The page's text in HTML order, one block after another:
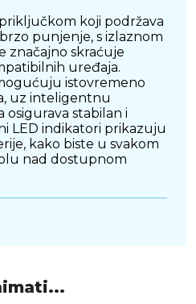
koji podržava
punjenje, s izlaznom
značajno skraćuje
uređaja.
istovremeno
uz inteligentnu
osigurava stabilan i
LED indikatori prikazuju
kako biste u svakom
nad dostupnom
zaštite od
pouzdan izvor